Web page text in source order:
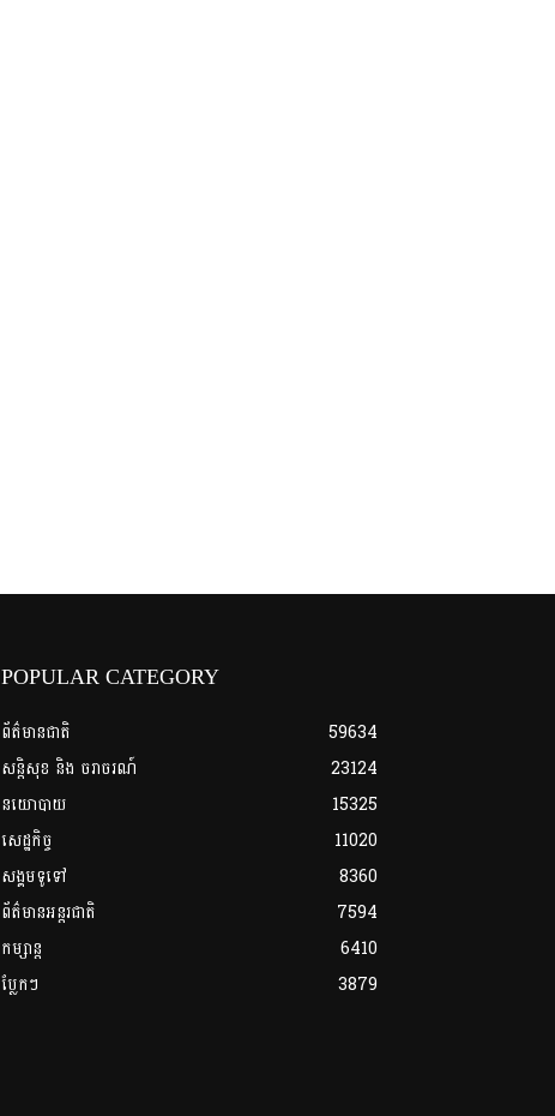
POPULAR CATEGORY
ព័ត៌មានជាតិ
59634
សន្តិសុខ និង ចរាចរណ៍
23124
នយោបាយ
15325
សេដ្ឋកិច្ច
11020
សង្គមទូទៅ
8360
ព័ត៌មានអន្តរជាតិ
7594
កម្សាន្ត
6410
ប្លែកៗ
3879